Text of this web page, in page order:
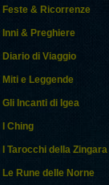
Feste & Ricorrenze
Inni & Preghiere
Diario di Viaggio
Miti e Leggende
Gli Incanti di Igea
I Ching
I Tarocchi della Zingara
Le Rune delle Norne